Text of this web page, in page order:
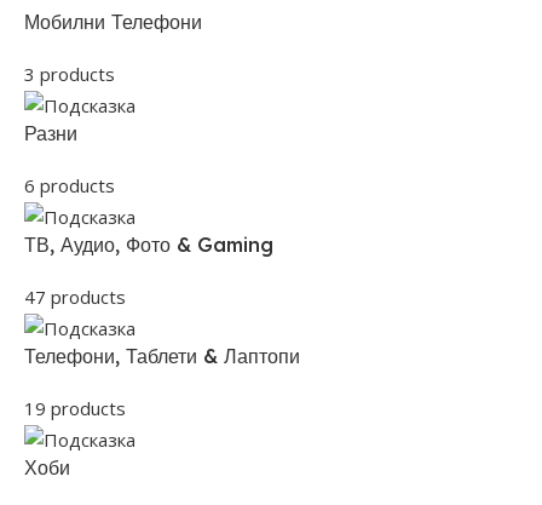
Мобилни Телефони
3 products
Разни
6 products
ТВ, Аудио, Фото & Gaming
47 products
Телефони, Таблети & Лаптопи
19 products
Хоби